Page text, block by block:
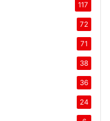
117
72
71
38
36
24